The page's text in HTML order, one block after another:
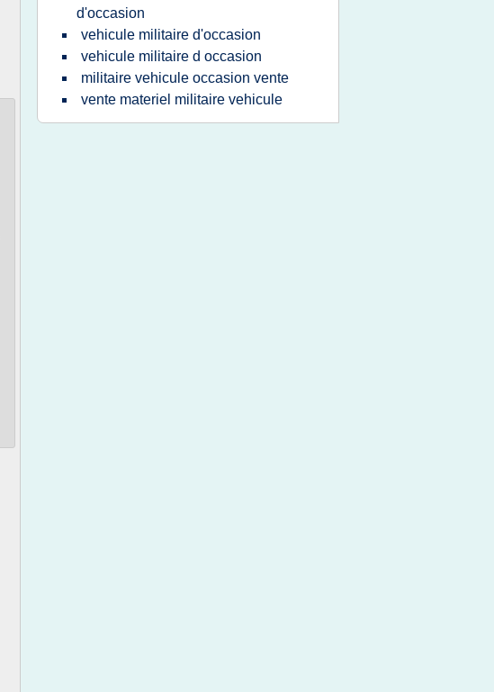
d'occasion
vehicule militaire d'occasion
vehicule militaire d occasion
militaire vehicule occasion vente
vente materiel militaire vehicule